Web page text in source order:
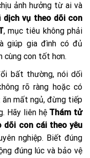
ảnh hưởng từ ai và
dịch vụ theo dõi con
, mục tiêu không phải
giúp gia đình có đủ
cùng con tốt hơn.
bất thường, nói dối
rõ ràng hoặc có
ăn mất ngủ, đừng tiếp
Hãy liên hệ Thám tử
dõi con cái theo yêu
nghiệp. Biết đúng
đúng lúc và bảo vệ